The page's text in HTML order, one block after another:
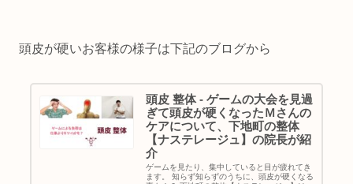
頭皮が硬いお客様の様子は下記のブログから
頭皮 整体 - ゲームの大会を見過
ぎて頭皮が硬くなったＭさんの
ケアについて、下地町の整体
【ナステレージュ】の院長が紹
介
ゲームを見たり、集中していると目が疲れてき
ます。 知らず知らずのうちに、頭皮が硬くなる